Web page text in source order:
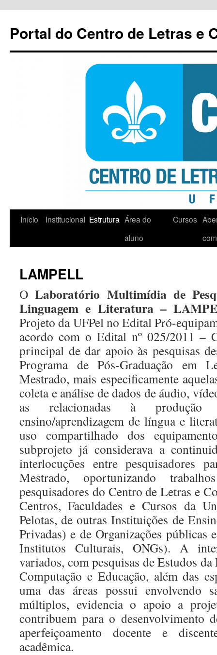
conteúdo
Portal do Centro de Letras e
Início Institucional Estrutura Área do
aluno
Cursos
LAMPELL
OLaboratório Multimídia de
Linguagem e Literatura –
Projeto da UFPel no Edital Pró-
acordo com o Edital nº 025/2011 –
principal de dar apoio às pesquisas
Programa de Pós-Graduação em
Mestrado, mais especificamente
coleta e análise de dados de áudio,
as relacionadas à
ensino/aprendizagem de língua e
uso compartilhado dos
subprojeto já considerava a
interlocuções entre pesquisadores
Mestrado, oportunizando
pesquisadores do Centro de Letras e
Centros, Faculdades e Cursos da
Pelotas, de outras Instituições de
Privadas) e de Organizações públicas
Institutos Culturais, ONGs). A
variados, com pesquisas de Estudos
Computação e Educação, além das
uma das áreas possui envolvendo
múltiplos, evidencia o apoio a
contribuem para o desenvolvimento
aperfeiçoamento docente e
acadêmica.